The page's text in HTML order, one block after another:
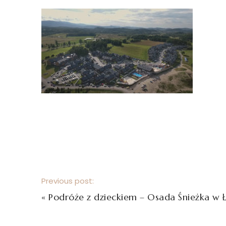
Previous post:
« Podróże z dzieckiem – Osada Śnieżka w